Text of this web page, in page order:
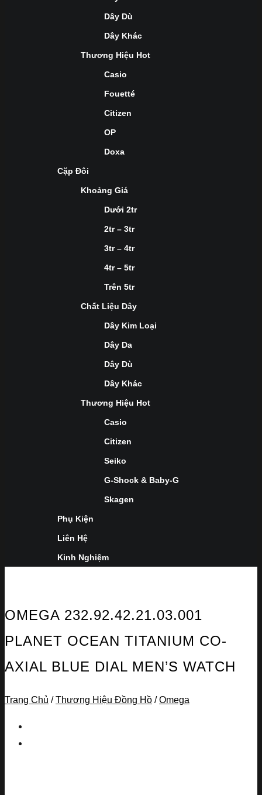
Dây Dù
Dây Khác
Thương Hiệu Hot
Casio
Fouetté
Citizen
OP
Doxa
Cặp Đôi
Khoảng Giá
Dưới 2tr
2tr – 3tr
3tr – 4tr
4tr – 5tr
Trên 5tr
Chất Liệu Dây
Dây Kim Loại
Dây Da
Dây Dù
Dây Khác
Thương Hiệu Hot
Casio
Citizen
Seiko
G-Shock & Baby-G
Skagen
Phụ Kiện
Liên Hệ
Kinh Nghiệm
OMEGA 232.92.42.21.03.001
PLANET OCEAN TITANIUM CO-
AXIAL BLUE DIAL MEN’S WATCH
Trang Chủ / Thương Hiệu Đồng Hồ / Omega